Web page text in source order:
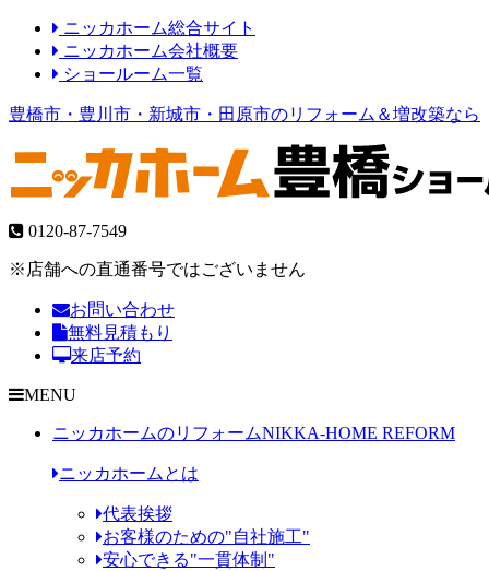
ニッカホーム総合サイト
ニッカホーム会社概要
ショールーム一覧
豊橋市・豊川市・新城市・田原市のリフォーム＆増改築なら
0120-87-7549
※店舗への直通番号ではございません
お問い合わせ
無料見積もり
来店予約
MENU
ニッカホームのリフォームNIKKA-HOME REFORM
ニッカホームとは
代表挨拶
お客様のための"自社施工"
安心できる"一貫体制"